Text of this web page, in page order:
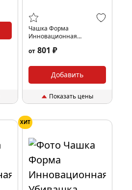
Чашка Форма
Инновационная
зеленый
от 801 ₽
Добавить
Показать цены
ХИТ